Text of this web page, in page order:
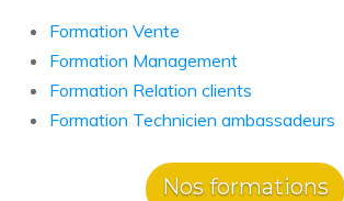
Formation Vente
Formation Management
Formation Relation clients
Formation Technicien ambassadeurs
Nos formations